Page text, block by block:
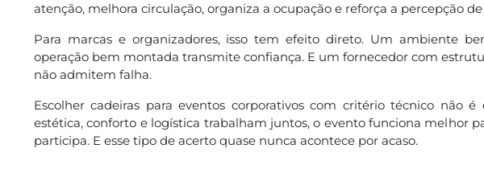
atenção, melhora circulação, organiza a ocupação e reforça a percepção
Para marcas e organizadores, isso tem efeito direto. Um ambiente
operação bem montada transmite confiança. E um fornecedor com
não admitem falha.
Escolher cadeiras para eventos corporativos com critério técnico não
estética, conforto e logística trabalham juntos, o evento funciona melhor
participa. E esse tipo de acerto quase nunca acontece por acaso.